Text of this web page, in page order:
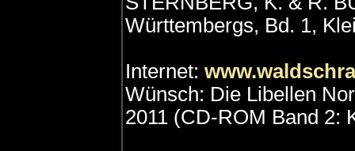
Württembergs, Bd. 1,
Internet:
Wünsch: Die Libellen
2011 (CD-ROM Band 2: